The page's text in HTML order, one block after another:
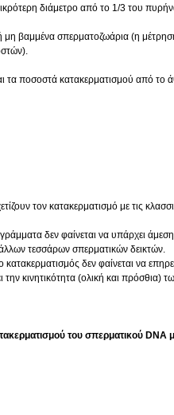
διάμετρο από το 1/3 του
βαμμένα σπερματοζωάρια (η
τα ποσοστά κατακερματισμού από
τον κατακερματισμό με τις
δεν φαίνεται να υπάρχει
τεσσάρων σπερματικών δεικτών.
δεν φαίνεται να
την κινητικότητα (ολική και
του σπερματικού DNA